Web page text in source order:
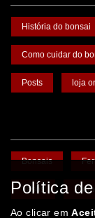
História do bonsai
Como cuidar do
Posts loja
Bonsais
Vasos
Política
Ao clicar em